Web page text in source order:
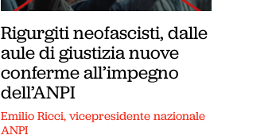
Rigurgiti neofascisti, dalle
aule di giustizia nuove
conferme all’impegno
dell’ANPI
Emilio Ricci, vicepresidente nazionale
ANPI